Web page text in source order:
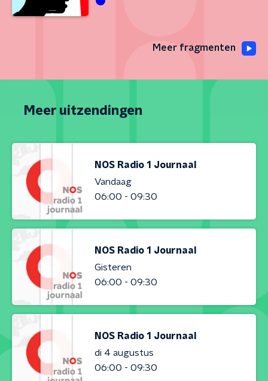
Meer fragmenten
Meer uitzendingen
NOS Radio 1 Journaal
Vandaag
06:00 - 09:30
NOS Radio 1 Journaal
Gisteren
06:00 - 09:30
NOS Radio 1 Journaal
di 4 augustus
06:00 - 09:30